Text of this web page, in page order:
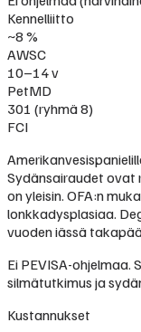
Kennelliitto
~8 %
AWSC
10–14 v
PetMD
301 (ryhmä 8)
FCI
Sydänsairaudet ovat
on yleisin. OFA:n
lonkkadysplasiaa.
vuoden iässä
Ei PEVISA-
silmätutkimus ja
Kustannukset